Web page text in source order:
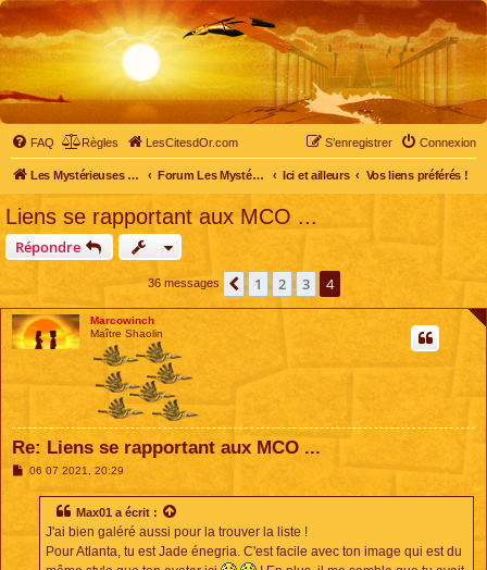
FAQ Règles LesCitesdOr.com Connexion
S’enregistrer
Les Mystérieuses Cités d'Or - LesCitesdOr.com Forum Les Mystérieuses Cités d'Or Ici et ailleurs Vos liens préférés !
Liens se rapportant aux MCO ...
Répondre
36 messages Précédente
1 2 3 4
Marcowinch
Maître Shaolin
Re: Liens se rapportant aux MCO ...
M06 07 2021, 20:29
Max01 a écrit :
J'ai bien galéré aussi pour la trouver la liste !
Pour Atlanta, tu est Jade énegria. C'est facile avec ton image qui est du